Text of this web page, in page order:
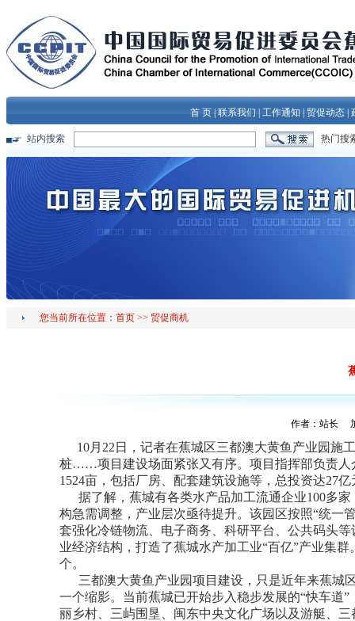
首 页 联系我们 工作通知 贸促动态
站内搜索 热门搜
您当前所在位置： 首页>> 贸促商机
作者：站长
10月22日，记者在蕉城区三都澳大黄鱼产业园施
桩……项目建设场面紧张又有序。项目指挥部负责人
1524亩，包括厂房、配套建筑设施等，总投资达27亿
据了解，蕉城有各类水产品加工流通企业100多家
构急需调整，产业层次亟待提升。该园区按照“统一
套强化冷链物流、电子商务、科研平台、公共码头
业经济结构，打造了蕉城水产加工业“百亿”产业集
个。
三都澳大黄鱼产业园项目建设，只是近年来蕉城
一个缩影。当前蕉城已开始步入稳步发展的“快车道
丽乡村、三屿围垦、闽东中央文化广场以及游艇、